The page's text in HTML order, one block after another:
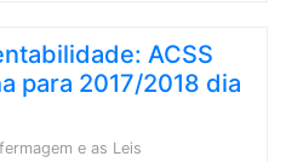
ACSS
para 2017/2018 dia
e as Leis